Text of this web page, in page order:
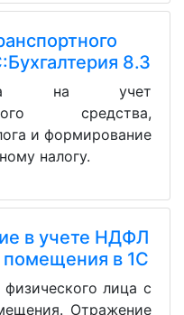
8.3
на учет
средства,
и формирование
налогу.
в учете НДФЛ
в 1С
лица с
Отражение